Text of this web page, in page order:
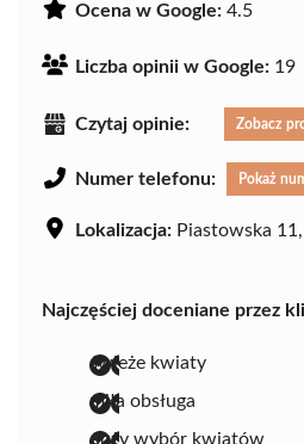
Ocena w Google: 4.5
Liczba opinii w Google: 19
Czytaj opinie: Zobacz
Numer telefonu: Pokaż
Lokalizacja: Piastowska
Najczęściej doceniane przez
świeże kwiaty
miła obsługa
duży wybór kwiatów